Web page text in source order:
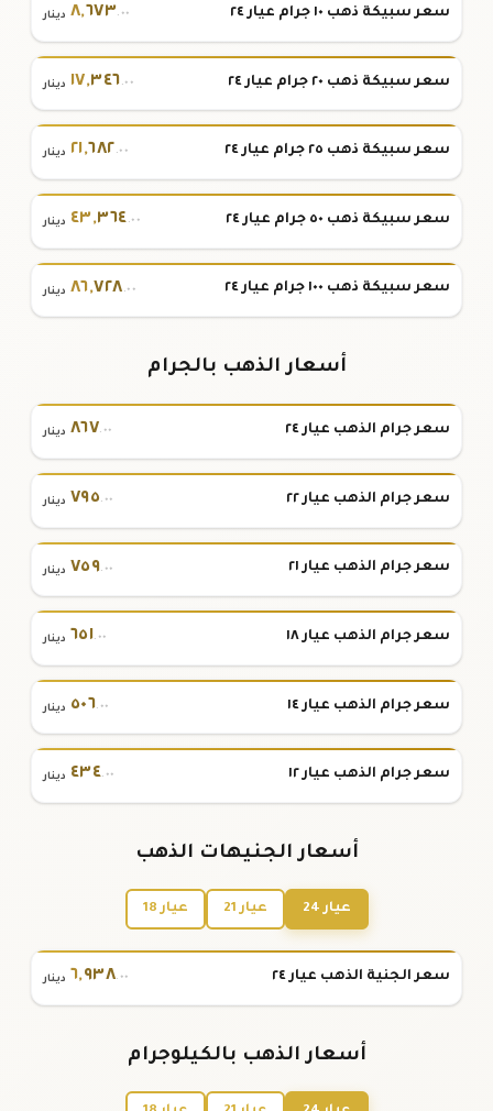
سعر سبيكة ذهب ١٠ جرام عيار ٢٤ ٨,٦٧٣.٠٠ دينار
سعر سبيكة ذهب ٢٠ جرام عيار ٢٤ ١٧,٣٤٦.٠٠ دينار
سعر سبيكة ذهب ٢٥ جرام عيار ٢٤ ٢١,٦٨٢.٠٠ دينار
سعر سبيكة ذهب ٥٠ جرام عيار ٢٤ ٤٣,٣٦٤.٠٠ دينار
سعر سبيكة ذهب ١٠٠ جرام عيار ٢٤ ٨٦,٧٢٨.٠٠ دينار
أسعار الذهب بالجرام
سعر جرام الذهب عيار ٢٤ ٨٦٧.٠٠ دينار
سعر جرام الذهب عيار ٢٢ ٧٩٥.٠٠ دينار
سعر جرام الذهب عيار ٢١ ٧٥٩.٠٠ دينار
سعر جرام الذهب عيار ١٨ ٦٥١.٠٠ دينار
سعر جرام الذهب عيار ١٤ ٥٠٦.٠٠ دينار
سعر جرام الذهب عيار ١٢ ٤٣٤.٠٠ دينار
أسعار الجنيهات الذهب
عيار 24 عيار 21 عيار 18
سعر الجنية الذهب عيار ٢٤ ٦,٩٣٨.٠٠ دينار
أسعار الذهب بالكيلوجرام